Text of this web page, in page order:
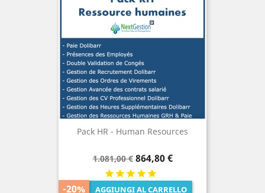
Pack HR - Human Resources
Prezzo
base
1.081,00 € Prezzo
864,80 €
 AGGIUNGI AL CARRELLO
-20%